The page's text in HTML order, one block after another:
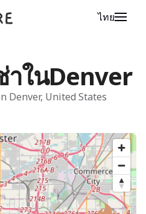
ไทย
าในDenver
Denver, United States